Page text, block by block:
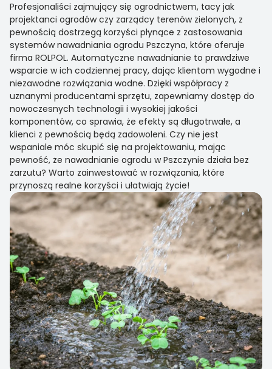
Profesjonaliści zajmujący się ogrodnictwem, tacy jak
projektanci ogrodów czy zarządcy terenów zielonych, z
pewnością dostrzegą korzyści płynące z zastosowania
systemów nawadniania ogrodu Pszczyna, które oferuje
firma ROLPOL. Automatyczne nawadnianie to prawdziwe
wsparcie w ich codziennej pracy, dając klientom wygodne i
niezawodne rozwiązania wodne. Dzięki współpracy z
uznanymi producentami sprzętu, zapewniamy dostęp do
nowoczesnych technologii i wysokiej jakości
komponentów, co sprawia, że efekty są długotrwałe, a
klienci z pewnością będą zadowoleni. Czy nie jest
wspaniale móc skupić się na projektowaniu, mając
pewność, że nawadnianie ogrodu w Pszczynie działa bez
zarzutu? Warto zainwestować w rozwiązania, które
przynoszą realne korzyści i ułatwiają życie!